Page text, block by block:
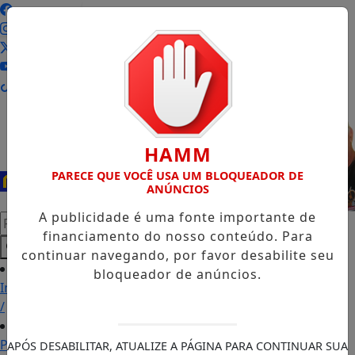
Pesquisar Notícia
Início
/
Podcasts
HAMM
PARECE QUE VOCÊ USA UM BLOQUEADOR DE
ANÚNCIOS
A publicidade é uma fonte importante de
financiamento do nosso conteúdo. Para
continuar navegando, por favor desabilite seu
bloqueador de anúncios.
APÓS DESABILITAR, ATUALIZE A PÁGINA PARA CONTINUAR SUA